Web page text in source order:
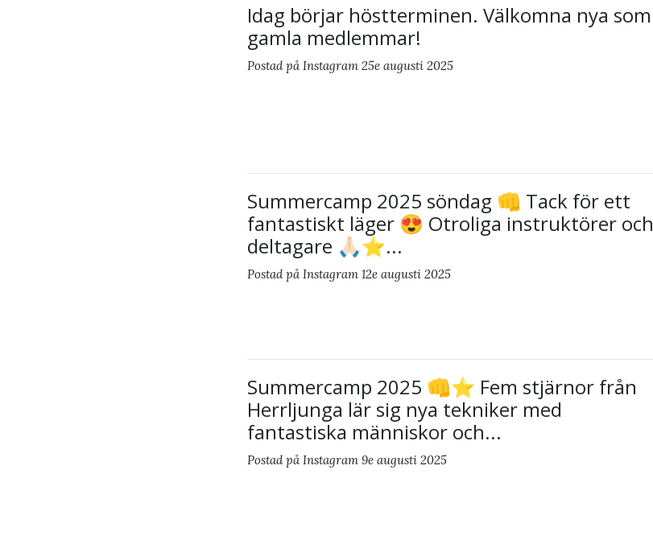
Idag börjar höstterminen. Välkomna nya som
gamla medlemmar!
Postad på Instagram 25e augusti 2025
Summercamp 2025 söndag 👊 Tack för ett
fantastiskt läger 😍 Otroliga instruktörer och
deltagare 🙏🏻⭐️...
Postad på Instagram 12e augusti 2025
Summercamp 2025 👊⭐️ Fem stjärnor från
Herrljunga lär sig nya tekniker med
fantastiska människor och...
Postad på Instagram 9e augusti 2025